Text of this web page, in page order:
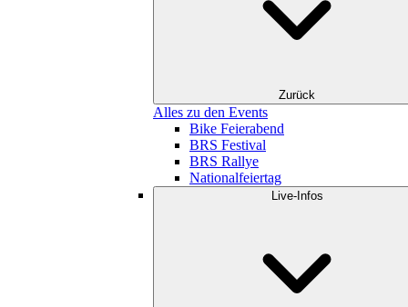
Zurück
Alles zu den Events
Bike Feierabend
BRS Festival
BRS Rallye
Nationalfeiertag
Live-Infos